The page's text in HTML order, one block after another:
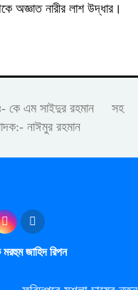
অজ্ঞাত নারীর লাশ উদ্ধার।
কে এম সাইদুর রহমান সহ
নাঈমুর রহমান
জাহিদ রিপন